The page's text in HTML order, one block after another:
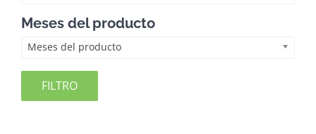
Meses del producto
Meses del producto
FILTRO